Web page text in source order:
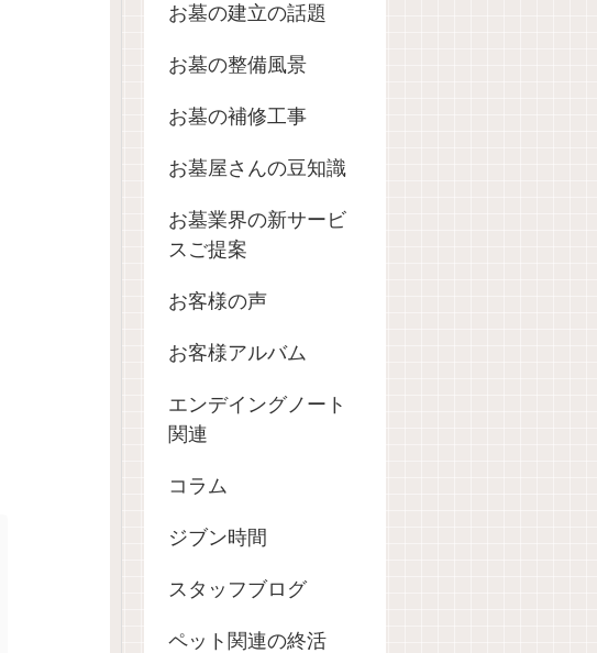
お墓の建立の話題
お墓の整備風景
お墓の補修工事
お墓屋さんの豆知識
お墓業界の新サービ
スご提案
お客様の声
お客様アルバム
エンデイングノート
関連
コラム
ジブン時間
スタッフブログ
ペット関連の終活